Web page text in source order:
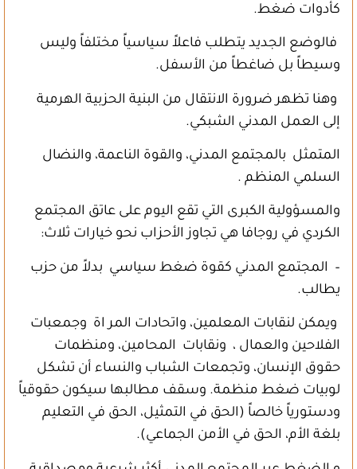
كأدوات ضغط.
فالوضع الجديد يتطلب فاعلاً سياسياً مختلفاً وليس
وسيطاً بل ضاغطاً من الأسفل.
وهنا تظهر ضرورة الانتقال من البنية الحزبية الهرمية
إلى العمل المدني الشبكي.
المتمثل بالمجتمع المدني، والقوة الناعمة، والنضال
السلمي المنظم .
والمسؤولية الكبرى التي تقع اليوم على عاتق المجتمع
الكردي في روجافا هي تجاوز الأحزاب نحو خيارات ثلاث:
– المجتمع المدني كقوة ضغط سياسي بدلاً من حزب
يطالب.
ويمكن لنقابات المعلمين، واتحادات المر اة وجمعبات
الفلاحين والعمال ، ونقابات المحامين، ومنظمات
حقوق الإنسان، وتجمعات الشباب والنساء أن تشكل
لوبيات ضغط منظمة. وسقف مطالبها سيكون حقوقياً
ودستورياً خالصاً (الحق في التمثيل، الحق في التعليم
بلغة الأم، الحق في الأمن الجماعي).